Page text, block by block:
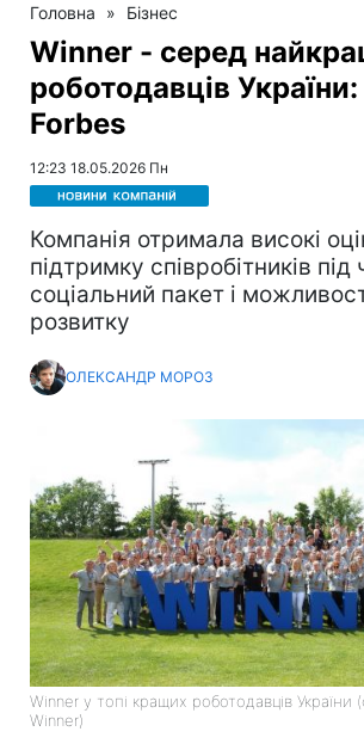
Головна » Бізнес
Winner - серед
роботодавців
Forbes
12:23 18.05.2026 Пн
Компанія отримала високі
підтримку співробітників під
соціальний пакет і
розвитку
ОЛЕКСАНДР МОРОЗ
Winner у топі кращих роботодавців
Winner)